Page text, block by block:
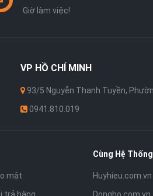
Giờ làm việc!
VP HỒ CHÍ MINH
93/5 Nguyễn Thanh Tuyền,
0941.810.019
mật
Cùng Hệ Thống
Huyhieu.com.vn